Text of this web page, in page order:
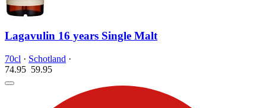
Lagavulin 16 years Single Malt
70cl · Schotland ·
74.95 59.95